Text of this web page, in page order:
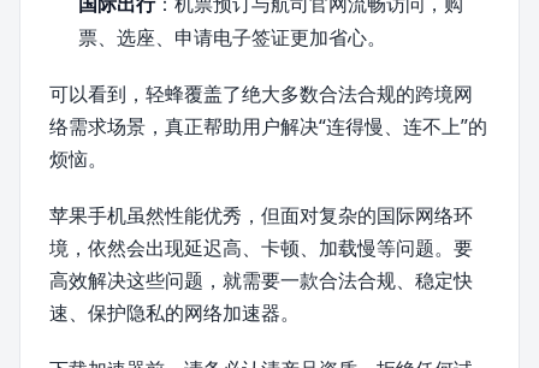
票、选座、申请电子签证更加省心。
可以看到，轻蜂覆盖了绝大多数合法合规的跨境网
络需求场景，真正帮助用户解决“连得慢、连不上”的
烦恼。
苹果手机虽然性能优秀，但面对复杂的国际网络环
境，依然会出现延迟高、卡顿、加载慢等问题。要
高效解决这些问题，就需要一款合法合规、稳定快
速、保护隐私的网络加速器。